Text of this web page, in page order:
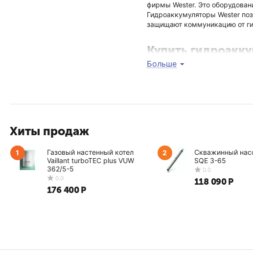
фирмы Wester. Это
Гидроаккумуляторы Wester
защищают коммуникацию от
Купить
Каталог нашего интернет-
На сайте вы найдете
Больше
Хиты продаж
1
Газовый настенный котел
Vaillant turboTEC plus VUW
362/5-5
176 400 Р
2
Скважинный
SQE 3-65
118 090 Р